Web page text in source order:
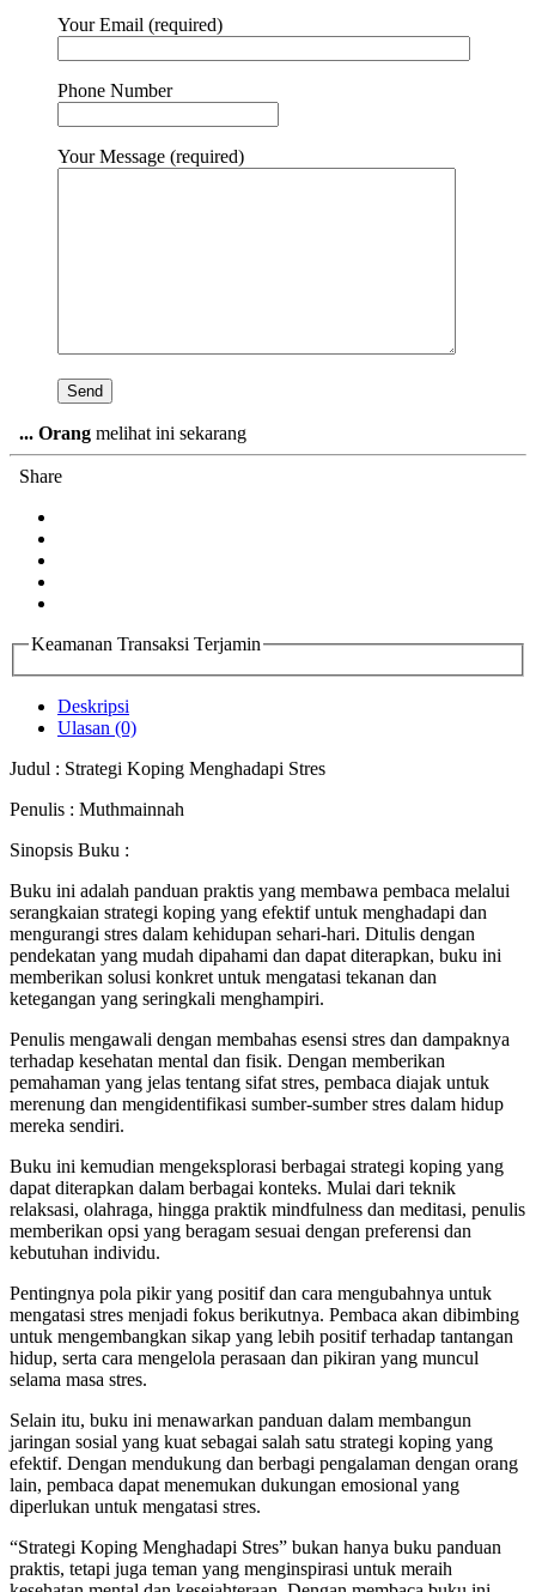
Your Email (required)
Phone Number
Your Message (required)
... Orang melihat ini sekarang
Share
Keamanan Transaksi Terjamin
Deskripsi
Ulasan (0)
Judul : Strategi Koping Menghadapi Stres
Penulis : Muthmainnah
Sinopsis Buku :
Buku ini adalah panduan praktis yang membawa pembaca melalui
serangkaian strategi koping yang efektif untuk menghadapi dan
mengurangi stres dalam kehidupan sehari-hari. Ditulis dengan
pendekatan yang mudah dipahami dan dapat diterapkan, buku ini
memberikan solusi konkret untuk mengatasi tekanan dan
ketegangan yang seringkali menghampiri.
Penulis mengawali dengan membahas esensi stres dan dampaknya
terhadap kesehatan mental dan fisik. Dengan memberikan
pemahaman yang jelas tentang sifat stres, pembaca diajak untuk
merenung dan mengidentifikasi sumber-sumber stres dalam hidup
mereka sendiri.
Buku ini kemudian mengeksplorasi berbagai strategi koping yang
dapat diterapkan dalam berbagai konteks. Mulai dari teknik
relaksasi, olahraga, hingga praktik mindfulness dan meditasi, penulis
memberikan opsi yang beragam sesuai dengan preferensi dan
kebutuhan individu.
Pentingnya pola pikir yang positif dan cara mengubahnya untuk
mengatasi stres menjadi fokus berikutnya. Pembaca akan dibimbing
untuk mengembangkan sikap yang lebih positif terhadap tantangan
hidup, serta cara mengelola perasaan dan pikiran yang muncul
selama masa stres.
Selain itu, buku ini menawarkan panduan dalam membangun
jaringan sosial yang kuat sebagai salah satu strategi koping yang
efektif. Dengan mendukung dan berbagi pengalaman dengan orang
lain, pembaca dapat menemukan dukungan emosional yang
diperlukan untuk mengatasi stres.
“Strategi Koping Menghadapi Stres” bukan hanya buku panduan
praktis, tetapi juga teman yang menginspirasi untuk meraih